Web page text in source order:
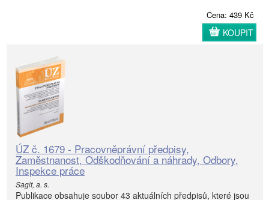
Cena: 439 Kč
KOUPIT
ÚZ č. 1679 - Pracovněprávní předpisy,
Zaměstnanost, Odškodňování a náhrady, Odbory,
Inspekce práce
Sagit, a. s.
Publikace obsahuje soubor 43 aktuálních předpisů, které jsou